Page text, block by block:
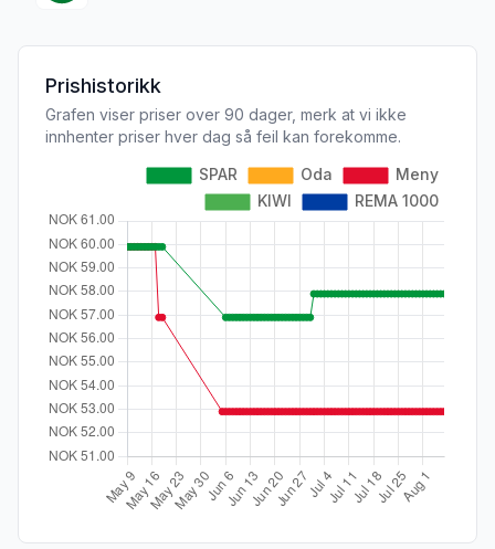
Prishistorikk
Grafen viser priser over 90 dager, merk at vi ikke
innhenter priser hver dag så feil kan forekomme.